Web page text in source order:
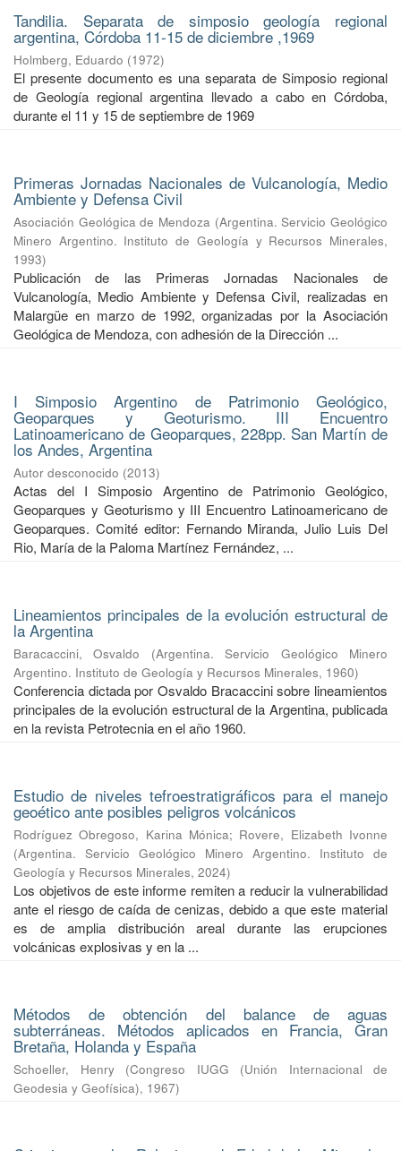
Tandilia. Separata de simposio geología regional
argentina, Córdoba 11-15 de diciembre ,1969
Holmberg, Eduardo (1972)
El presente documento es una separata de Simposio regional
de Geología regional argentina llevado a cabo en Córdoba,
durante el 11 y 15 de septiembre de 1969
Primeras Jornadas Nacionales de Vulcanología, Medio
Ambiente y Defensa Civil
Asociación Geológica de Mendoza (Argentina. Servicio Geológico
Minero Argentino. Instituto de Geología y Recursos Minerales,
1993)
Publicación de las Primeras Jornadas Nacionales de
Vulcanología, Medio Ambiente y Defensa Civil, realizadas en
Malargüe en marzo de 1992, organizadas por la Asociación
Geológica de Mendoza, con adhesión de la Dirección ...
I Simposio Argentino de Patrimonio Geológico,
Geoparques y Geoturismo. III Encuentro
Latinoamericano de Geoparques, 228pp. San Martín de
los Andes, Argentina
Autor desconocido (2013)
Actas del I Simposio Argentino de Patrimonio Geológico,
Geoparques y Geoturismo y III Encuentro Latinoamericano de
Geoparques. Comité editor: Fernando Miranda, Julio Luis Del
Rio, María de la Paloma Martínez Fernández, ...
Lineamientos principales de la evolución estructural de
la Argentina
Baracaccini, Osvaldo (Argentina. Servicio Geológico Minero
Argentino. Instituto de Geología y Recursos Minerales, 1960)
Conferencia dictada por Osvaldo Bracaccini sobre lineamientos
principales de la evolución estructural de la Argentina, publicada
en la revista Petrotecnia en el año 1960.
Estudio de niveles tefroestratigráficos para el manejo
geoético ante posibles peligros volcánicos
Rodríguez Obregoso, Karina Mónica; Rovere, Elizabeth Ivonne
(Argentina. Servicio Geológico Minero Argentino. Instituto de
Geología y Recursos Minerales, 2024)
Los objetivos de este informe remiten a reducir la vulnerabilidad
ante el riesgo de caída de cenizas, debido a que este material
es de amplia distribución areal durante las erupciones
volcánicas explosivas y en la ...
Métodos de obtención del balance de aguas
subterráneas. Métodos aplicados en Francia, Gran
Bretaña, Holanda y España
Schoeller, Henry (Congreso IUGG (Unión Internacional de
Geodesia y Geofísica), 1967)